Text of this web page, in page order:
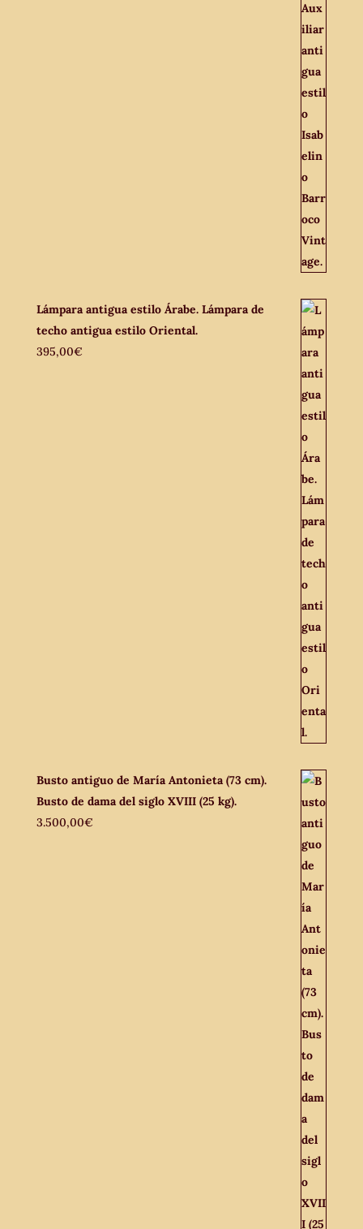
Lámpara antigua estilo Árabe. Lámpara de
techo antigua estilo Oriental.
395,00€
Busto antiguo de María Antonieta (73 cm).
Busto de dama del siglo XVIII (25 kg).
3.500,00€